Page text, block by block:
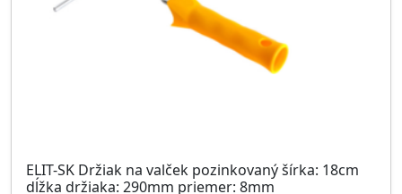
ELIT-SK Držiak na valček pozinkovaný šírka: 18cm
dĺžka držiaka: 290mm priemer: 8mm